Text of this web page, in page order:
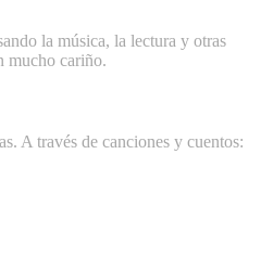
la música, la lectura y otras
mucho cariño.
A través de canciones y cuentos: